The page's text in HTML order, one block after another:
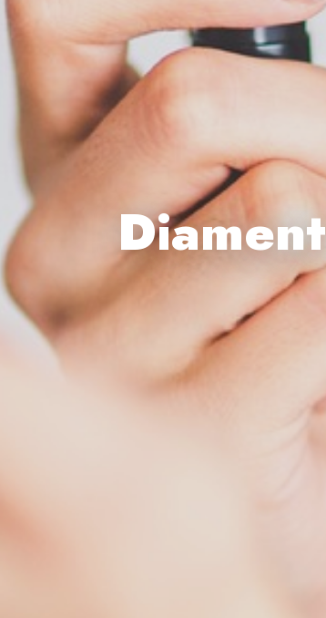
Diament